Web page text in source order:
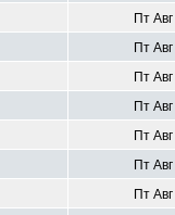
Пт
Пт
Пт
Пт
Пт
Пт
Пт